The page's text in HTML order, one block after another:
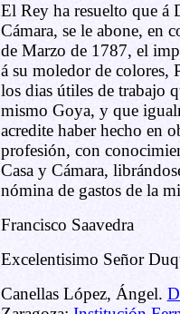
El Rey ha resuelto que á
Cámara, se le abone, en
de Marzo de 1787, el
á su moledor de colores,
los dias útiles de trabajo
mismo Goya, y que
acredite haber hecho en
profesión, con
Casa y Cámara,
nómina de gastos de la
Francisco Saavedra
Excelentisimo Señor
Canellas López, Ángel.